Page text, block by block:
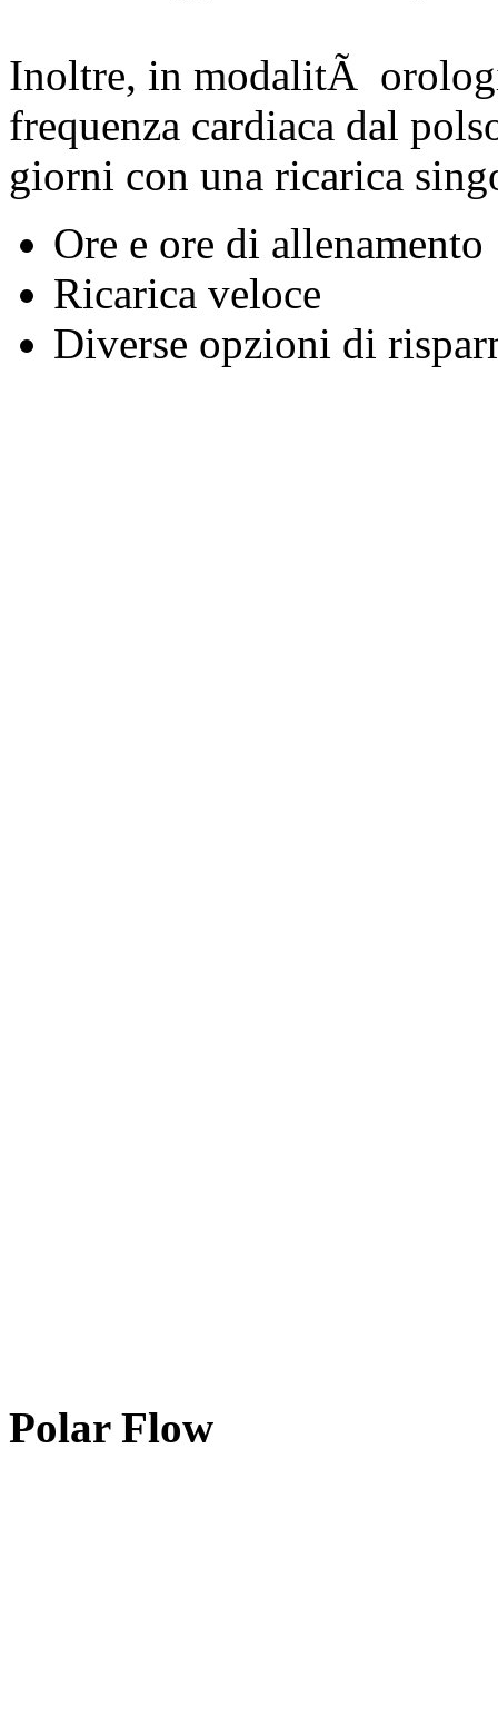
Inoltre, in modalitÃ
frequenza cardiaca dal
giorni con una ricarica
Ore e ore di allenamento
Ricarica veloce
Diverse opzioni di
Polar Flow